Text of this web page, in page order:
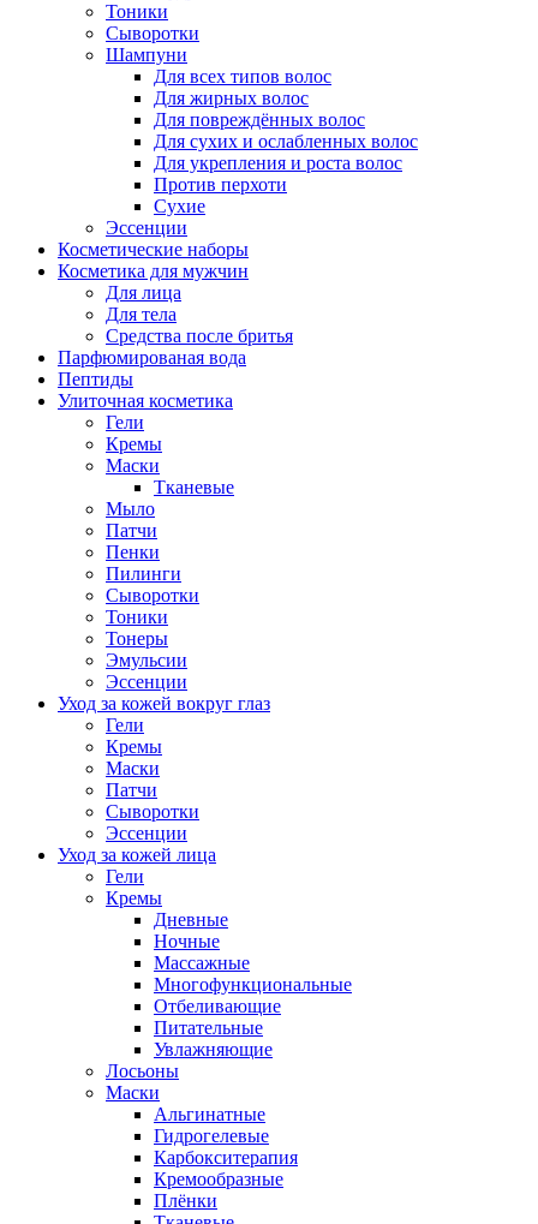
Тоники
Сыворотки
Шампуни
Для всех типов волос
Для жирных волос
Для повреждённых волос
Для сухих и ослабленных волос
Для укрепления и роста волос
Против перхоти
Сухие
Эссенции
Косметические наборы
Косметика для мужчин
Для лица
Для тела
Средства после бритья
Парфюмированая вода
Пептиды
Улиточная косметика
Гели
Кремы
Маски
Тканевые
Мыло
Патчи
Пенки
Пилинги
Сыворотки
Тоники
Тонеры
Эмульсии
Эссенции
Уход за кожей вокруг глаз
Гели
Кремы
Маски
Патчи
Сыворотки
Эссенции
Уход за кожей лица
Гели
Кремы
Дневные
Ночные
Массажные
Многофункциональные
Отбеливающие
Питательные
Увлажняющие
Лосьоны
Маски
Альгинатные
Гидрогелевые
Карбокситерапия
Кремообразные
Плёнки